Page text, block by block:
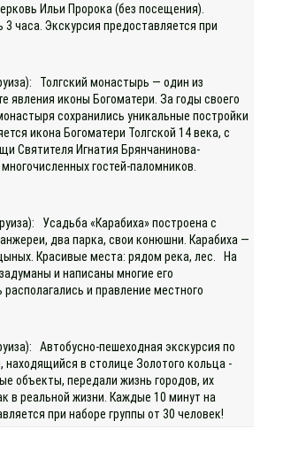
Ильи Пророка (без посещения).
часа. Экскурсия предоставляется при
Толгский монастырь — один из
явления иконы Богоматери. За годы своего
сохранились уникальные постройки
икона Богоматери Толгской 14 века, с
Святителя Игнатия Брянчанинова-
гостей-паломников.
Усадьба «Карабиха» построена с
два парка, свои конюшни. Карабиха —
Красивые места: рядом река, лес. На
и написаны многие его
и правление местного
Автобусно-пешеходная экскурсия по
в столице Золотого кольца -
объекты, передали жизнь городов, их
реальной жизни. Каждые 10 минут на
при наборе группы от 30 человек!